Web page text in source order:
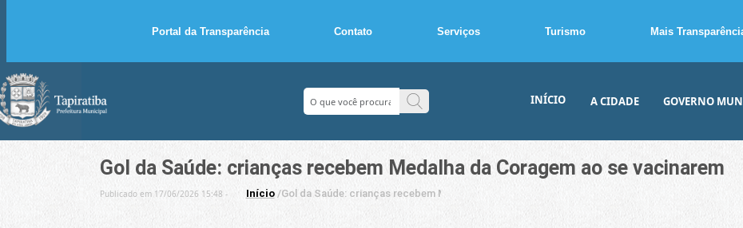
Portal da Transparência Contato Serviços Turismo Mais
INÍCIO A CIDADE GOVERNO
Gol da Saúde: crianças recebem Medalha da Coragem ao se vacinarem
Publicado em 17/06/2026 15:48 - Início /Gol da Saúde: crianças recebem Medalha da Coragem ao se vacinarem